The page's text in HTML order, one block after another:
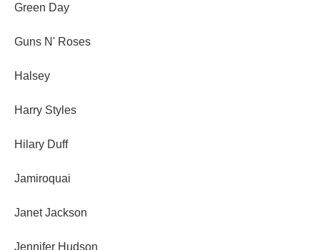
Green Day
Guns N' Roses
Halsey
Harry Styles
Hilary Duff
Jamiroquai
Janet Jackson
Jennifer Hudson